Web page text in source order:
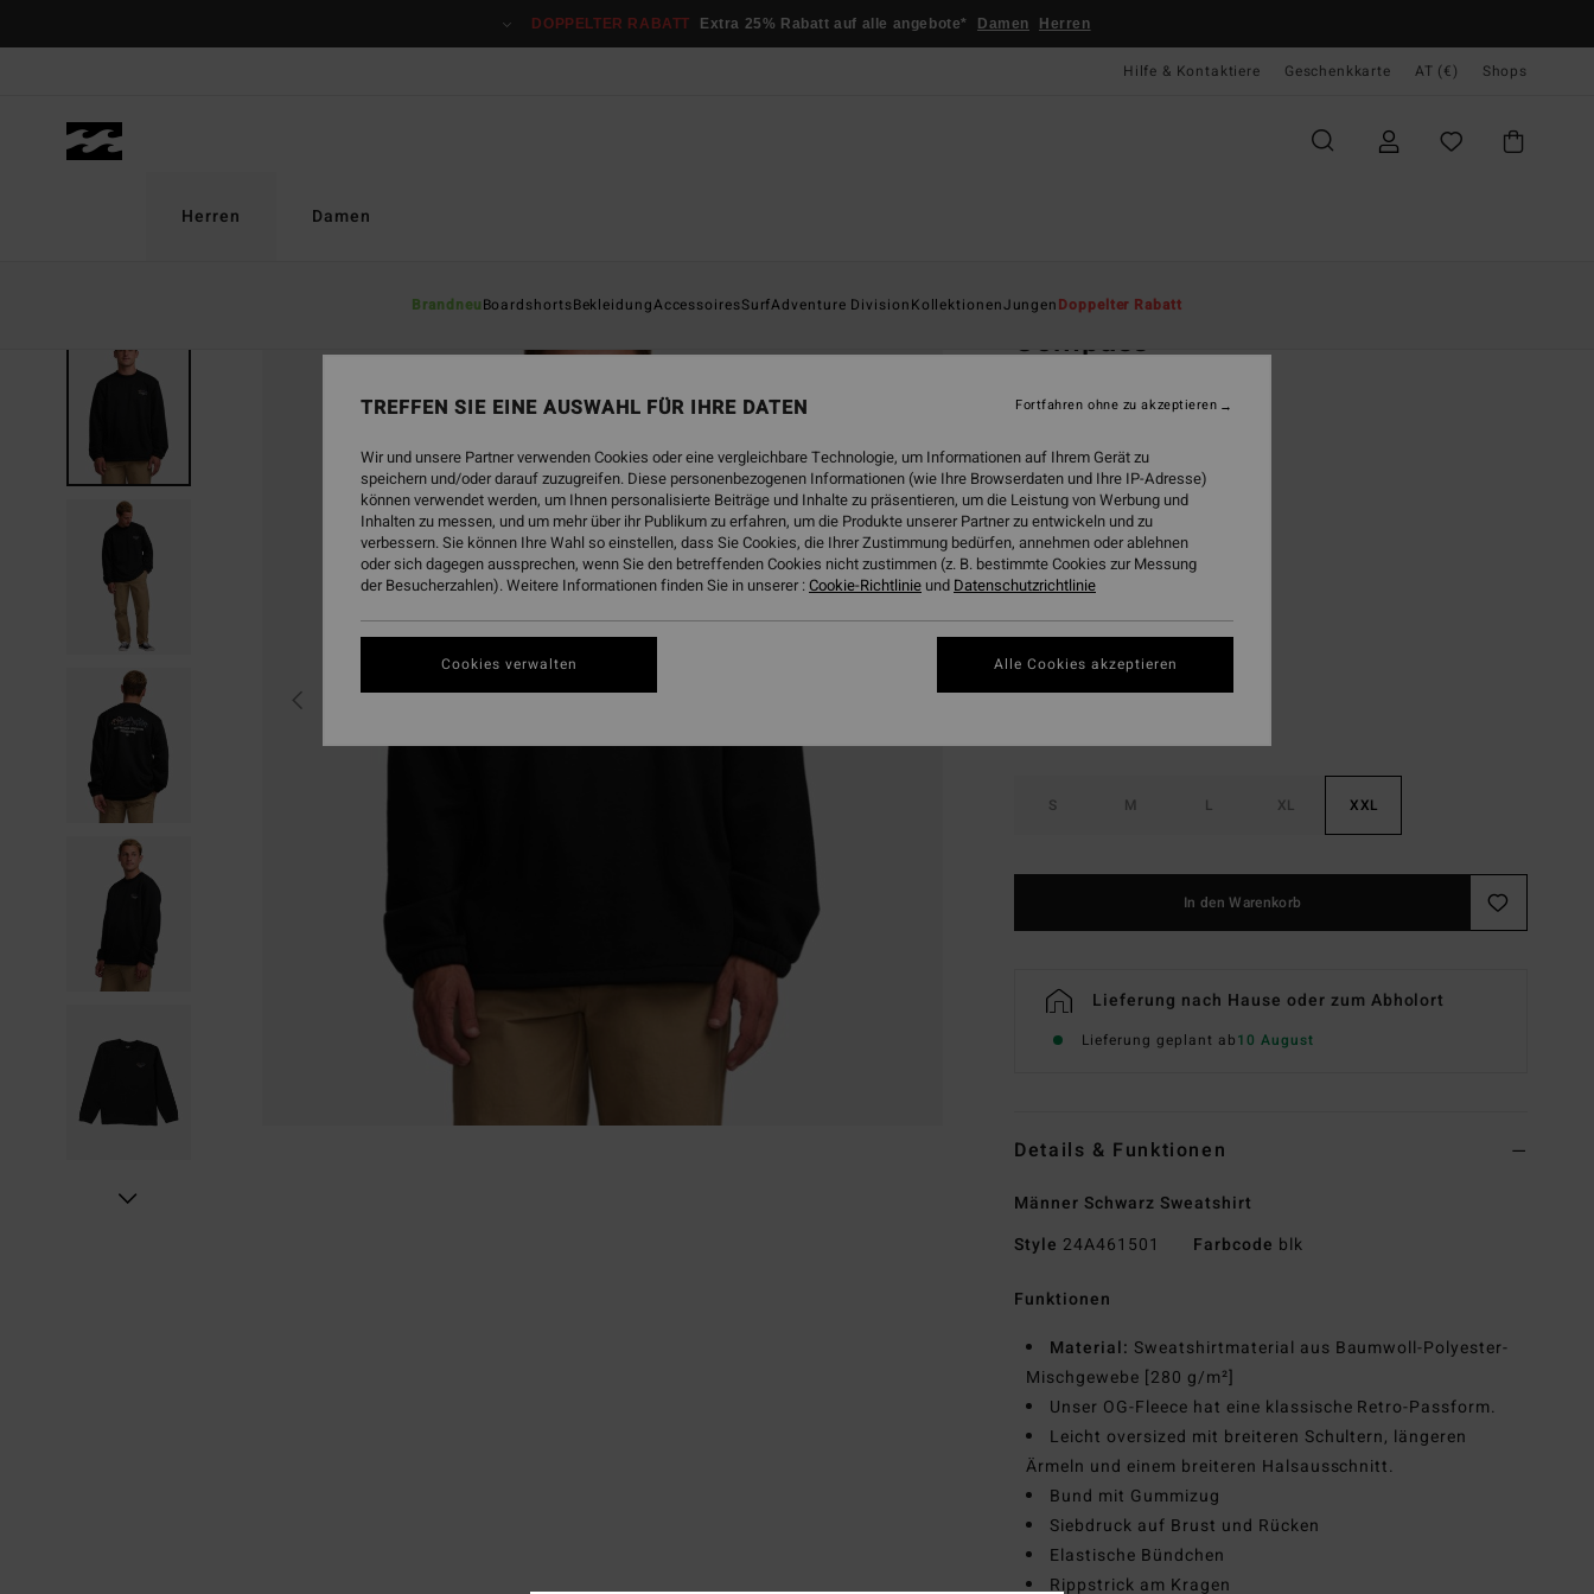
DOPPELTER RABATT Extra 25% Rabatt auf alle angebote* Damen Herren
Hilfe & Kontaktiere Geschenkkarte AT (€) Shops
Herren
BrandneuBoardshortsBekleidungAccessoiresSurfAdventure DivisionKollektionenJungenDoppelter Rabatt
Damen
Compass
(2 Bewertungen)
€ 65,95
63%
€ 24,73
SALE
DOPPELTER RABATT EXTRA 25%
S M L XL XXL
In den Warenkorb
Lieferung nach Hause oder zum Abholort
Lieferung geplant ab10 August
Details & Funktionen
Männer Schwarz Sweatshirt
Style 24A461501 Farbcode blk
Funktionen
Material: Sweatshirtmaterial aus Baumwoll-Polyester-
Mischgewebe [280 g/m²]
Unser OG-Fleece hat eine klassische Retro-Passform.
Leicht oversized mit breiteren Schultern, längeren
Ärmeln und einem breiteren Halsausschnitt.
Bund mit Gummizug
Siebdruck auf Brust und Rücken
Elastische Bündchen
Rippstrick am Kragen
TREFFEN SIE EINE AUSWAHL FÜR IHRE DATEN
Wir und unsere Partner verwenden Cookies oder eine vergleichbare Technologie, um Informationen auf Ihrem Gerät zu
speichern und/oder darauf zuzugreifen. Diese personenbezogenen Informationen (wie Ihre Browserdaten und Ihre IP-Adresse)
können verwendet werden, um Ihnen personalisierte Beiträge und Inhalte zu präsentieren, um die Leistung von Werbung und
Inhalten zu messen, und um mehr über ihr Publikum zu erfahren, um die Produkte unserer Partner zu entwickeln und zu
verbessern. Sie können Ihre Wahl so einstellen, dass Sie Cookies, die Ihrer Zustimmung bedürfen, annehmen oder ablehnen
oder sich dagegen aussprechen, wenn Sie den betreffenden Cookies nicht zustimmen (z. B. bestimmte Cookies zur Messung
der Besucherzahlen). Weitere Informationen finden Sie in unserer :Cookie-Richtlinie und Datenschutzrichtlinie
Cookies verwalten
Fortfahren ohne zu akzeptieren
Alle Cookies akzeptieren